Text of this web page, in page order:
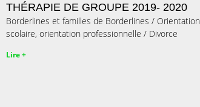
THÉRAPIE DE GROUPE 2019- 2020
Borderlines et familles de Borderlines / Orientation
scolaire, orientation professionnelle / Divorce
Lire +